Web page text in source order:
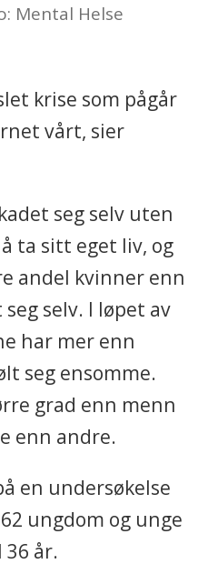
Mental Helse
krise som pågår
vårt, sier
seg selv uten
ta sitt eget liv, og
andel kvinner enn
selv. I løpet av
har mer enn
seg ensomme.
grad enn menn
enn andre.
en undersøkelse
ungdom og unge
år.